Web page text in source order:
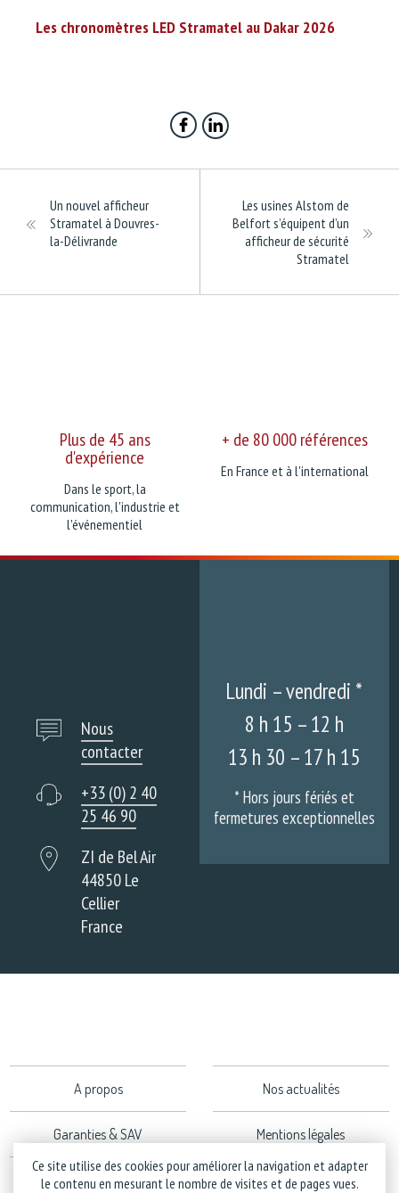
Les chronomètres LED Stramatel au Dakar 2026
Un nouvel afficheur
Stramatel à Douvres-
la-Délivrande
Les usines Alstom de
Belfort s’équipent d’un
afficheur de sécurité
Stramatel
Plus de 45 ans
d'expérience
Dans le sport, la
communication, l'industrie et
l'événementiel
+ de 80 000 références
En France et à l'international
Nous
contacter
+33 (0) 2 40
25 46 90
ZI de Bel Air
44850 Le
Cellier
France
Lundi – vendredi *
8 h 15 – 12 h
13 h 30 – 17 h 15
* Hors jours fériés et
fermetures exceptionnelles
A propos Nos actualités
Garanties & SAV Mentions légales
Politique de confidentialité
Ce site utilise des cookies pour améliorer la navigation et adapter
le contenu en mesurant le nombre de visites et de pages vues.